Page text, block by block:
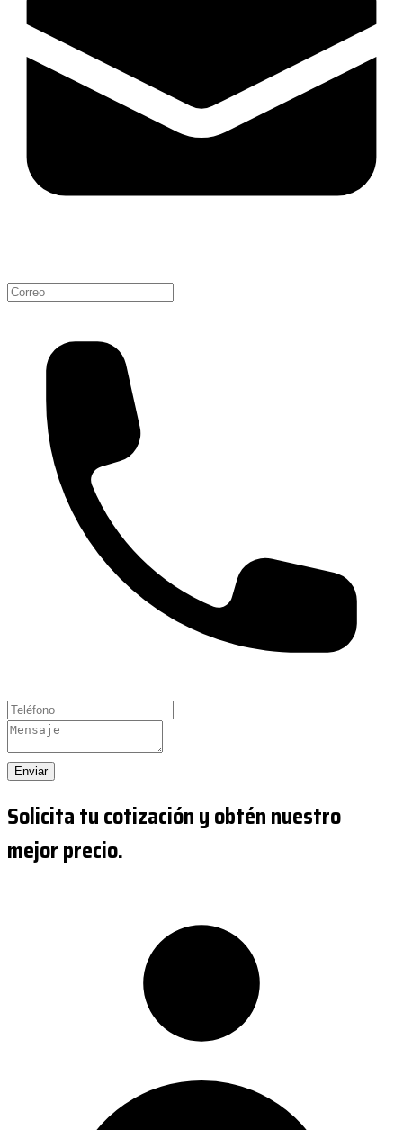
Enviar
Solicita tu cotización y obtén nuestro
mejor precio.